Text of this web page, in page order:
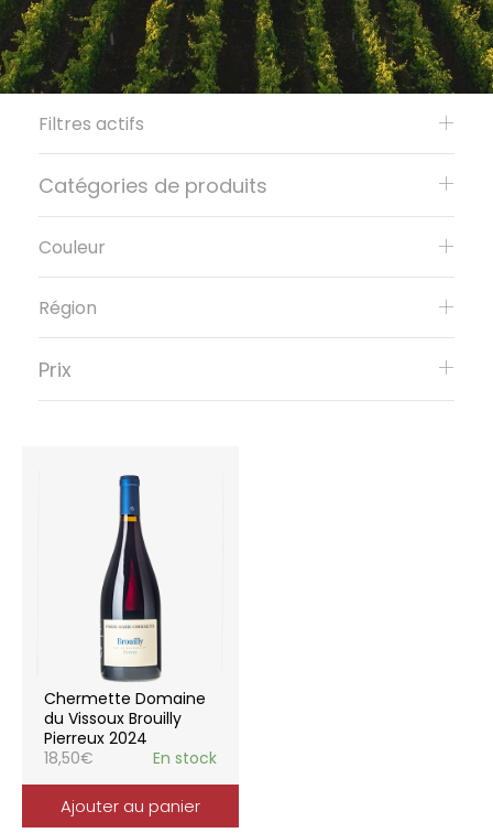
Chermette Domaine
du Vissoux Brouilly
Pierreux 2024
18,50€ En stock
Ajouter au panier
Filtres actifs
Catégories de produits
Couleur
Région
Prix